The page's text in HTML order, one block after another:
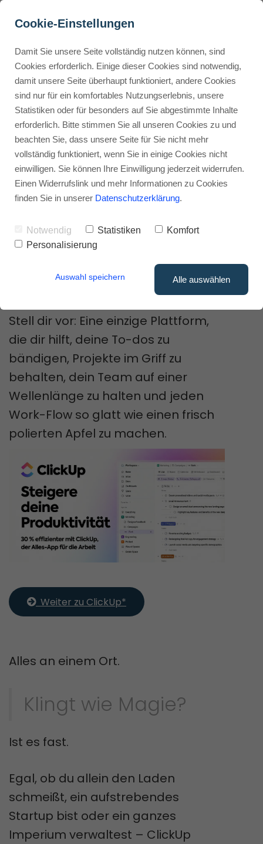
Buyer Personas erstellen
Landingpage optimieren
Internal Linking Tool
Einführung in ClickUp:
Dein Weg zum
Projektmanagement-
Meister?
Werbehinweis: Links mit Sternchen (*) sind Affiliate-Links. Kaufst
dich.
Stephan Ochmann
ClickUp ist deine neue Superwaffe
Projektmanagement-Chaos.
Stell dir vor: Eine einzige Plattform,
die dir hilft, deine To-dos zu
bändigen, Projekte im Griff zu
behalten, dein Team auf einer
Wellenlänge zu halten und jeden
Work-Flow so glatt wie einen frisch
polierten Apfel zu machen.
  Weiter zu ClickUp*
Alles an einem Ort.
Klingt wie Magie?
Ist es fast.
Egal, ob du allein den Laden
schmeißt, ein aufstrebendes
Startup bist oder ein ganzes
Imperium verwaltest – ClickUp
Cookie-Einstellungen
Damit Sie unsere Seite vollständig nutzen können, sind
Cookies erforderlich. Einige dieser Cookies sind notwendig,
damit unsere Seite überhaupt funktioniert, andere Cookies
sind nur für ein komfortables Nutzungserlebnis, unsere
Statistiken oder für besonders auf Sie abgestimmte Inhalte
erforderlich. Bitte stimmen Sie all unseren Cookies zu und
beachten Sie, dass unsere Seite für Sie nicht mehr
vollständig funktioniert, wenn Sie in einige Cookies nicht
einwilligen. Sie können Ihre Einwilligung jederzeit widerrufen.
Einen Widerrufslink und mehr Informationen zu Cookies
finden Sie in unserer Datenschutzerklärung.
Notwendig Statistiken
Komfort
Personalisierung
Auswahl speichern Alle auswählen